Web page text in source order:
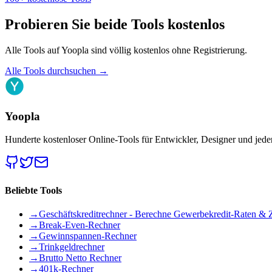
Probieren Sie beide Tools kostenlos
Alle Tools auf Yoopla sind völlig kostenlos ohne Registrierung.
Alle Tools durchsuchen →
Yoopla
Hunderte kostenloser Online-Tools für Entwickler, Designer und
Beliebte Tools
→Geschäftskreditrechner - Berechne Gewerbekredit-Raten &
→Break-Even-Rechner
→Gewinnspannen-Rechner
→Trinkgeldrechner
→Brutto Netto Rechner
→401k-Rechner